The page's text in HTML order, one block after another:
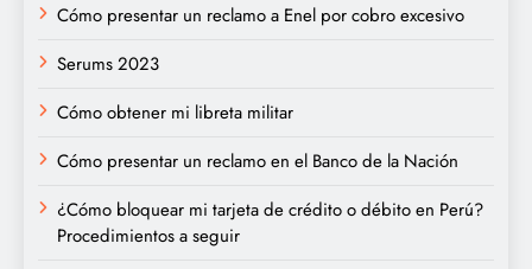
Cómo presentar un reclamo a Enel por cobro excesivo
Serums 2023
Cómo obtener mi libreta militar
Cómo presentar un reclamo en el Banco de la Nación
¿Cómo bloquear mi tarjeta de crédito o débito en Perú?
Procedimientos a seguir